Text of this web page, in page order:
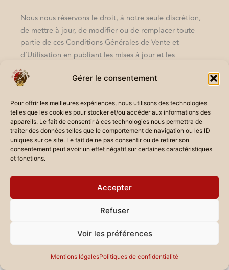
Gérer le consentement
Pour offrir les meilleures expériences, nous utilisons des technologies
telles que les cookies pour stocker et/ou accéder aux informations des
appareils. Le fait de consentir à ces technologies nous permettra de
traiter des données telles que le comportement de navigation ou les ID
uniques sur ce site. Le fait de ne pas consentir ou de retirer son
consentement peut avoir un effet négatif sur certaines caractéristiques
et fonctions.
Accepter
Refuser
Voir les préférences
Mentions légalesPolitiques de confidentialité
Nous nous réservons le droit, à notre seule discrétion,
de mettre à jour, de modifier ou de remplacer toute
partie de ces Conditions Générales de Vente et
d’Utilisation en publiant les mises à jour et les
changements sur notre site. Il vous incombe de visiter
notre site régulièrement pour vérifier si des
continue de ou votre accès à notre site après la
publication de toute modification apportée à ces
Conditions Générales de Vente et d’Utilisation
constitue une acceptation de ces modifications.
ARTICLE 20 –
COORDONNÉES
Les questions concernant les Conditions Générales de
Vente et d’Utilisation devraient nous être envoyées à